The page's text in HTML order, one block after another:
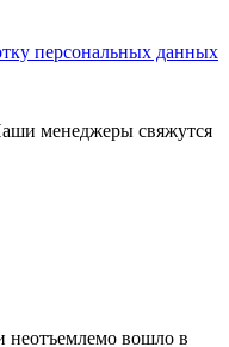
персональных данных
менеджеры свяжутся
неотъемлемо вошло в